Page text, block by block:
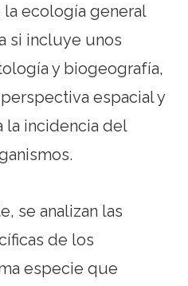
la ecología general
si incluye unos
y biogeografía,
espacial y
la incidencia del
se analizan las
de los
especie que